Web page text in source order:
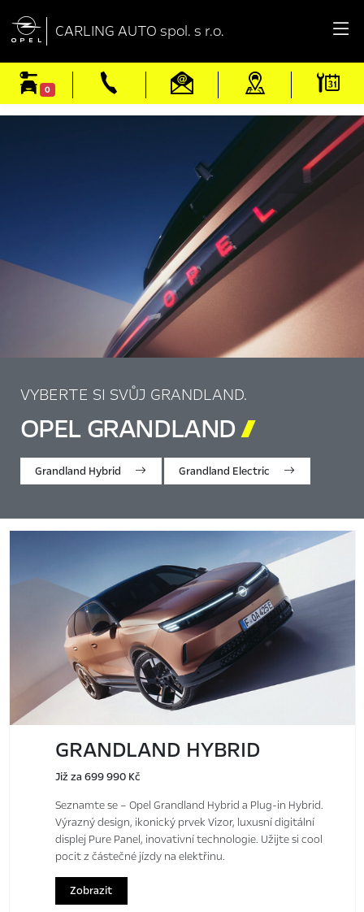
 CARLING AUTO spol. s r.o.
0
VYBERTE SI SVŮJ GRANDLAND.
OPEL GRANDLAND
Grandland Hybrid Grandland Electric
GRANDLAND HYBRID
Již za 699 990 Kč
Seznamte se – Opel Grandland Hybrid a Plug-in Hybrid.
Výrazný design, ikonický prvek Vizor, luxusní digitální
displej Pure Panel, inovativní technologie. Užijte si cool
pocit z částečné jízdy na elektřinu.
Zobrazit